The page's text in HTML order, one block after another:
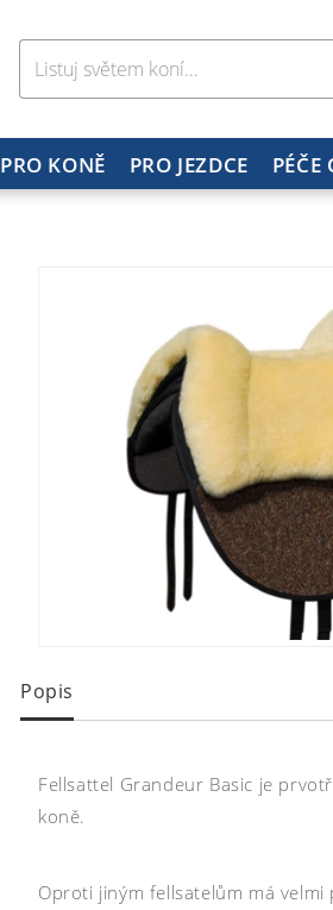
PRO KONĚ PRO JEZDCE PÉČE
Popis
Fellsattel Grandeur Basic je
koně.
Oproti jiným fellsatelům má